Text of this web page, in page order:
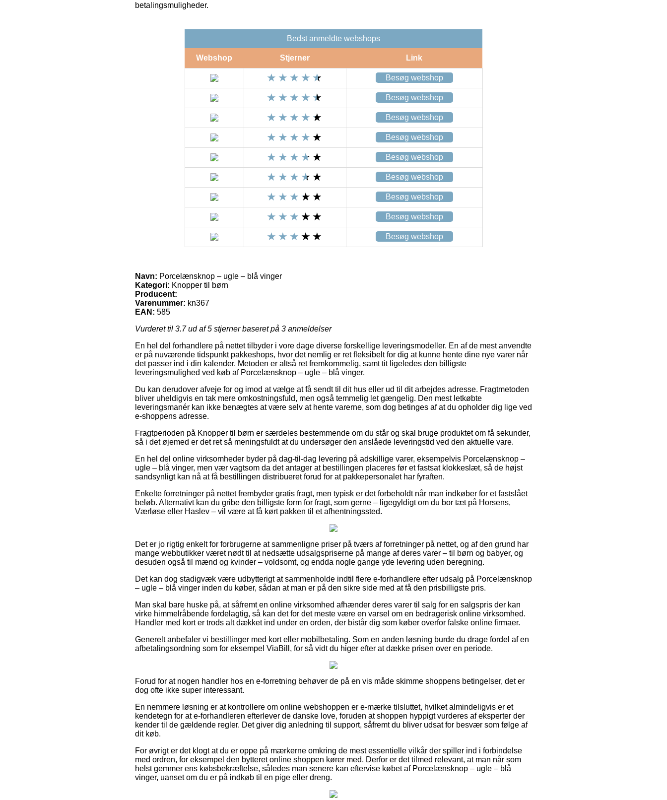
betalingsmuligheder.
Bedst anmeldte webshops
Webshop Stjerner Link
Besøg webshop
Besøg webshop
Besøg webshop
Besøg webshop
Besøg webshop
Besøg webshop
Besøg webshop
Besøg webshop
Besøg webshop
Navn: Porcelænsknop – ugle – blå vinger
Kategori: Knopper til børn
Producent:
Varenummer: kn367
EAN: 585
Vurderet til 3.7ud af 5 stjerner baseret på 3 anmeldelser
En hel del forhandlere på nettet tilbyder i vore dage diverse forskellige leveringsmodeller. En af de mest anvendte
er på nuværende tidspunkt pakkeshops, hvor det nemlig er ret fleksibelt for dig at kunne hente dine nye varer når
det passer ind i din kalender. Metoden er altså ret fremkommelig, samt tit ligeledes den billigste
leveringsmulighed ved køb af Porcelænsknop – ugle – blå vinger.
Du kan derudover afveje for og imod at vælge at få sendt til dit hus eller ud til dit arbejdes adresse. Fragtmetoden
bliver uheldigvis en tak mere omkostningsfuld, men også temmelig let gængelig. Den mest letkøbte
leveringsmanér kan ikke benægtes at være selv at hente varerne, som dog betinges af at du opholder dig lige ved
e-shoppens adresse.
Fragtperioden på Knopper til børn er særdeles bestemmende om du står og skal bruge produktet om få sekunder,
så i det øjemed er det ret så meningsfuldt at du undersøger den anslåede leveringstid ved den aktuelle vare.
En hel del online virksomheder byder på dag-til-dag levering på adskillige varer, eksempelvis Porcelænsknop –
ugle – blå vinger, men vær vagtsom da det antager at bestillingen placeres før et fastsat klokkeslæt, så de højst
sandsynligt kan nå at få bestillingen distribueret forud for at pakkepersonalet har fyraften.
Enkelte forretninger på nettet frembyder gratis fragt, men typisk er det forbeholdt når man indkøber for et fastslået
beløb. Alternativt kan du gribe den billigste form for fragt, som gerne – ligegyldigt om du bor tæt på Horsens,
Værløse eller Haslev – vil være at få kørt pakken til et afhentningssted.
Det er jo rigtig enkelt for forbrugerne at sammenligne priser på tværs af forretninger på nettet, og af den grund har
mange webbutikker været nødt til at nedsætte udsalgspriserne på mange af deres varer – til børn og babyer, og
desuden også til mænd og kvinder – voldsomt, og endda nogle gange yde levering uden beregning.
Det kan dog stadigvæk være udbytterigt at sammenholde indtil flere e-forhandlere efter udsalg på Porcelænsknop
– ugle – blå vinger inden du køber, sådan at man er på den sikre side med at få den prisbilligste pris.
Man skal bare huske på, at såfremt en online virksomhed afhænder deres varer til salg for en salgspris der kan
virke himmelråbende fordelagtig, så kan det for det meste være en varsel om en bedragerisk online virksomhed.
Handler med kort er trods alt dækket ind under en orden, der bistår dig som køber overfor falske online firmaer.
Generelt anbefaler vi bestillinger med kort eller mobilbetaling. Som en anden løsning burde du drage fordel af en
afbetalingsordning som for eksempel ViaBill, for så vidt du higer efter at dække prisen over en periode.
Forud for at nogen handler hos en e-forretning behøver de på en vis måde skimme shoppens betingelser, det er
dog ofte ikke super interessant.
En nemmere løsning er at kontrollere om online webshoppen er e-mærke tilsluttet, hvilket almindeligvis er et
kendetegn for at e-forhandleren efterlever de danske love, foruden at shoppen hyppigt vurderes af eksperter der
kender til de gældende regler. Det giver dig anledning til support, såfremt du bliver udsat for besvær som følge af
dit køb.
For øvrigt er det klogt at du er oppe på mærkerne omkring de mest essentielle vilkår der spiller ind i forbindelse
med ordren, for eksempel den bytteret online shoppen kører med. Derfor er det tilmed relevant, at man når som
helst gemmer ens købsbekræftelse, således man senere kan eftervise købet af Porcelænsknop – ugle – blå
vinger, uanset om du er på indkøb til en pige eller dreng.